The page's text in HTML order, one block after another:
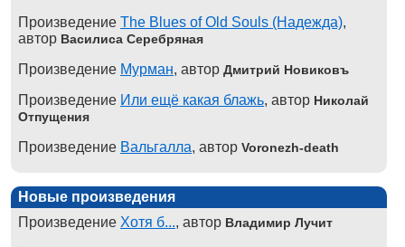
Произведение The Blues of Old Souls (Надежда),
автор Василиса Серебряная
Произведение Мурман, автор Дмитрий Новиковъ
Произведение Или ещё какая блажь, автор Николай
Отпущения
Произведение Вальгалла, автор Voronezh-death
Новые произведения
Произведение Хотя б..., автор Владимир Лучит